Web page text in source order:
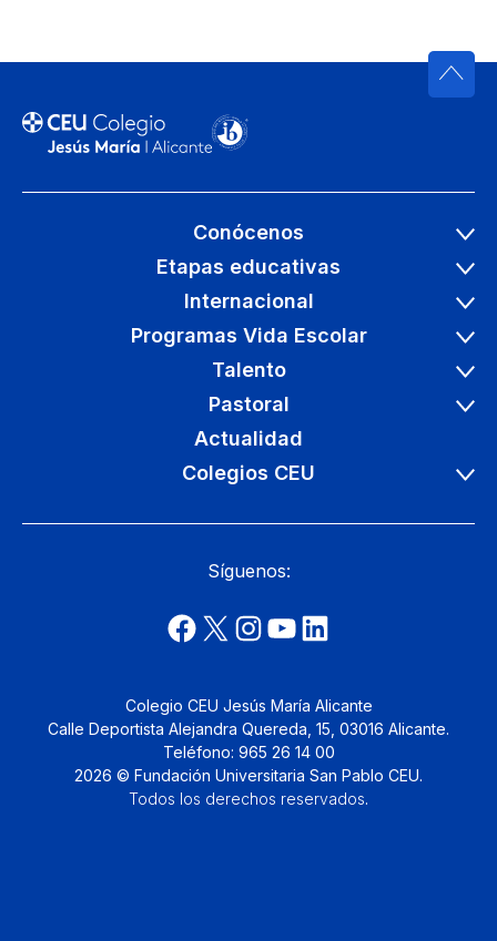
Conócenos
Etapas educativas
Internacional
Programas Vida Escolar
Talento
Pastoral
Actualidad
Colegios CEU
Síguenos:
Colegio CEU Jesús María Alicante
Calle Deportista Alejandra Quereda, 15, 03016 Alicante.
Teléfono: 965 26 14 00
2026 © Fundación Universitaria San Pablo CEU.
Todos los derechos reservados.